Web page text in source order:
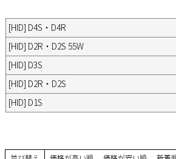
[HID] D4S・D4R
[HID] D2R・D2S 55W
[HID] D3S
[HID] D2R・D2S
[HID] D1S